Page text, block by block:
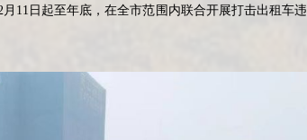
11日起至年底，在全市范围内联合开展打击出租车